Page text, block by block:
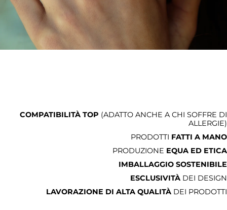
COMPATIBILITÀ TOP (ADATTO ANCHE A CHI SOFFRE DI
ALLERGIE)
PRODOTTI FATTI A MANO
PRODUZIONE EQUA ED ETICA
IMBALLAGGIO SOSTENIBILE
ESCLUSIVITÀ DEI DESIGN
LAVORAZIONE DI ALTA QUALITÀ DEI PRODOTTI